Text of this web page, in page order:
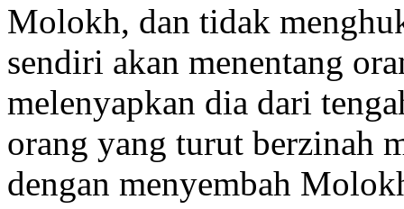
Molokh, dan tidak
sendiri akan menentang
melenyapkan dia dari
orang yang turut berzinah
dengan menyembah